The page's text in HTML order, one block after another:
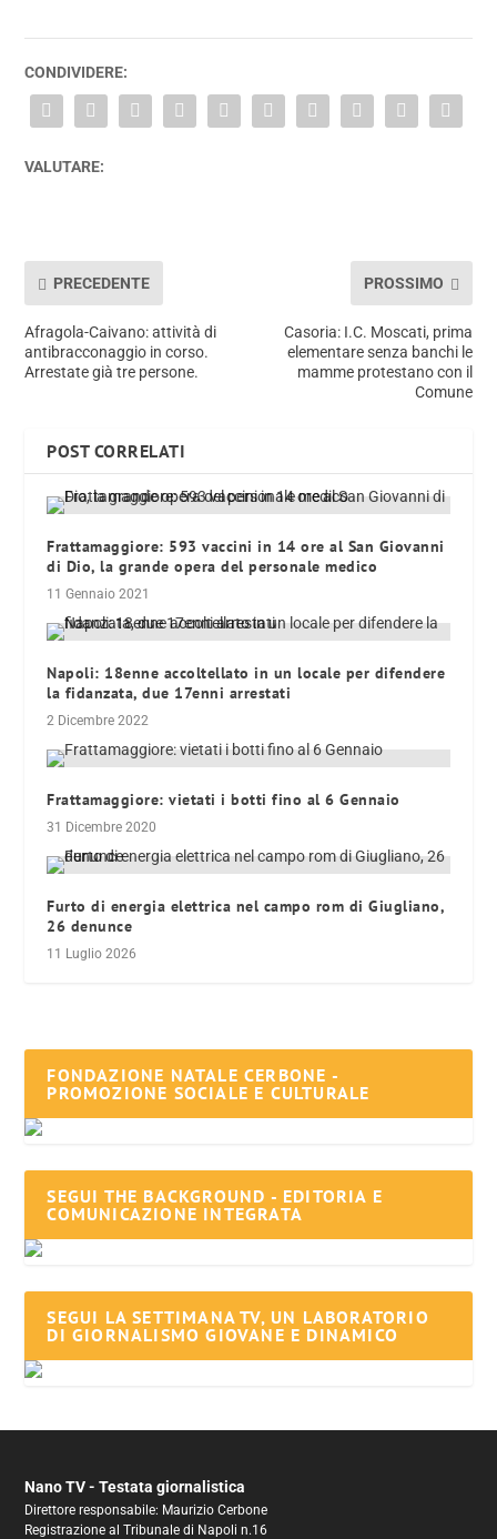
CONDIVIDERE:
VALUTARE:
PRECEDENTE
Afragola-Caivano: attività di
antibracconaggio in corso.
Arrestate già tre persone.
PROSSIMO
Casoria: I.C. Moscati, prima
elementare senza banchi le
mamme protestano con il
Comune
POST CORRELATI
Frattamaggiore: 593 vaccini in 14 ore al San Giovanni
di Dio, la grande opera del personale medico
11 Gennaio 2021
Napoli: 18enne accoltellato in un locale per difendere
la fidanzata, due 17enni arrestati
2 Dicembre 2022
Frattamaggiore: vietati i botti fino al 6 Gennaio
31 Dicembre 2020
Furto di energia elettrica nel campo rom di Giugliano,
26 denunce
11 Luglio 2026
FONDAZIONE NATALE CERBONE -
PROMOZIONE SOCIALE E CULTURALE
SEGUI THE BACKGROUND - EDITORIA E
COMUNICAZIONE INTEGRATA
SEGUI LA SETTIMANA TV, UN LABORATORIO
DI GIORNALISMO GIOVANE E DINAMICO
Nano TV - Testata giornalistica
Direttore responsabile: Maurizio Cerbone
Registrazione al Tribunale di Napoli n.16